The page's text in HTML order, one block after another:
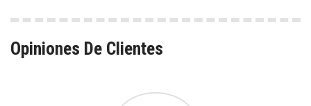
Opiniones De Clientes